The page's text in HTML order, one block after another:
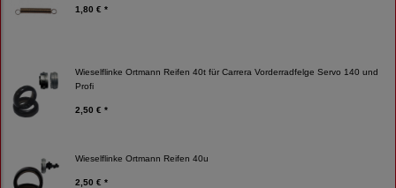
1,80 € *
Wieselflinke Ortmann Reifen 40t für Carrera Vorderradfelge Servo 140 und
Profi
2,50 € *
Wieselflinke Ortmann Reifen 40u
2,50 € *